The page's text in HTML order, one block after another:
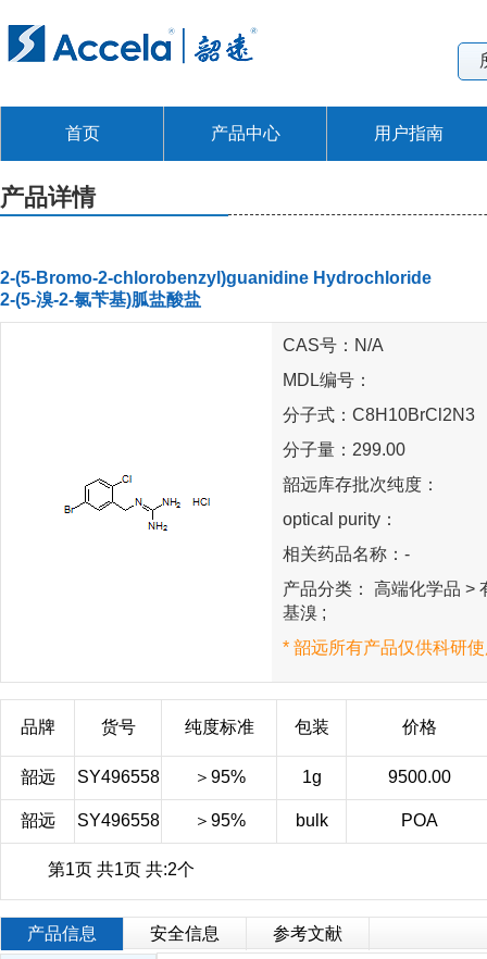
首页 产品中心 用户指南
产品详情
2-(5-Bromo-2-chlorobenzyl)guanidine Hydrochloride
2-(5-溴-2-氯苄基)胍盐酸盐
CAS号：N/A
MDL编号：
分子式：C8H10BrCl2N3
分子量：299.00
韶远库存批次纯度：
optical purity：
相关药品名称：-
产品分类： 高端化学品 >
基溴 ;
* 韶远所有产品仅供科研
品牌 货号 纯度标准 包装 价格
韶远 SY496558 ＞95% 1g 9500.00
韶远 SY496558 ＞95% bulk POA
第1页 共1页 共:2个
产品信息 安全信息
参考文献